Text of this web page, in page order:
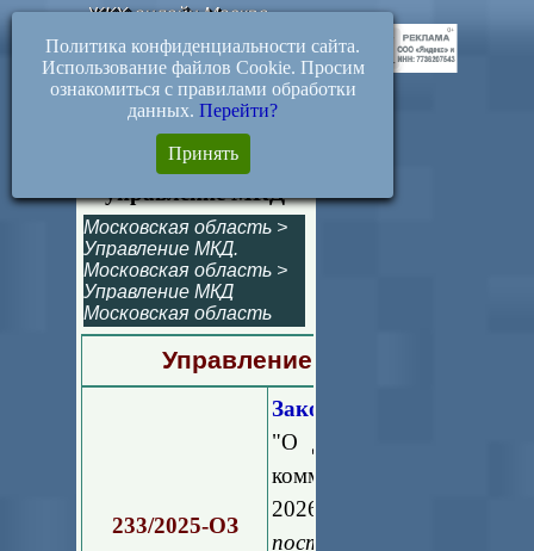
ЖКХ-онлайн.Москва
Документы
Московская область-
управление МКД
Московская область >
Управление МКД.
Московская область >
Управление МКД
Московская область
Управление МКД.
233/2025-ОЗ
Закон Московской
"О дополнительных
коммунального
2026 год и на плановый
постановлением
Политика конфиденциальности сайта.
Использование файлов Cookie. Просим
ознакомиться с правилами обработки
данных. Перейти?
Принять